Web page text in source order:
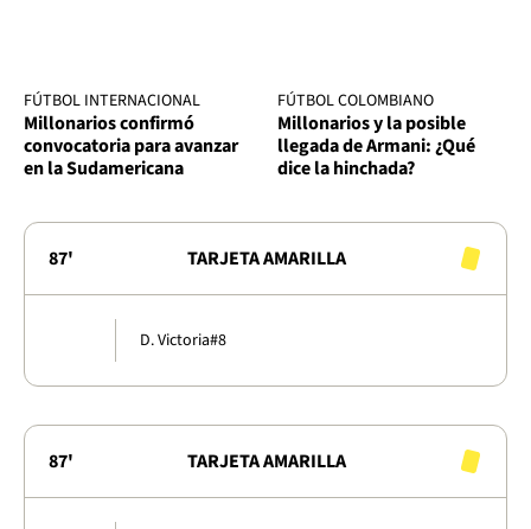
FÚTBOL INTERNACIONAL
Millonarios confirmó
convocatoria para avanzar
en la Sudamericana
FÚTBOL COLOMBIANO
Millonarios y la posible
llegada de Armani: ¿Qué
dice la hinchada?
87' TARJETA AMARILLA
D. Victoria#8
87' TARJETA AMARILLA